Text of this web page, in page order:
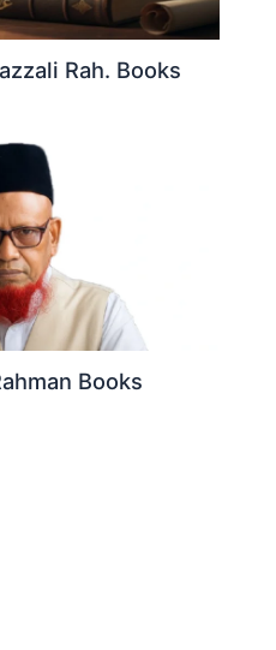
Gazzali Rah. Books
Books